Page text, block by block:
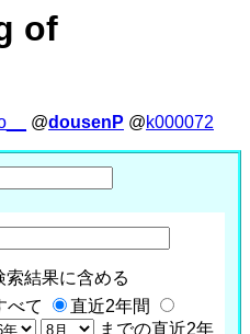
of
@dousenP @k000072
索結果に含める
べて
直近2年間
までの直近2年